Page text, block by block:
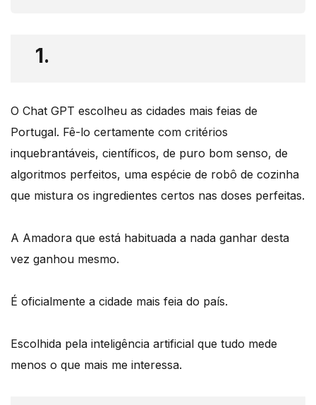
1.
O Chat GPT escolheu as cidades mais feias de
Portugal. Fê-lo certamente com critérios
inquebrantáveis, científicos, de puro bom senso, de
algoritmos perfeitos, uma espécie de robô de cozinha
que mistura os ingredientes certos nas doses perfeitas.
A Amadora que está habituada a nada ganhar desta
vez ganhou mesmo.
É oficialmente a cidade mais feia do país.
Escolhida pela inteligência artificial que tudo mede
menos o que mais me interessa.